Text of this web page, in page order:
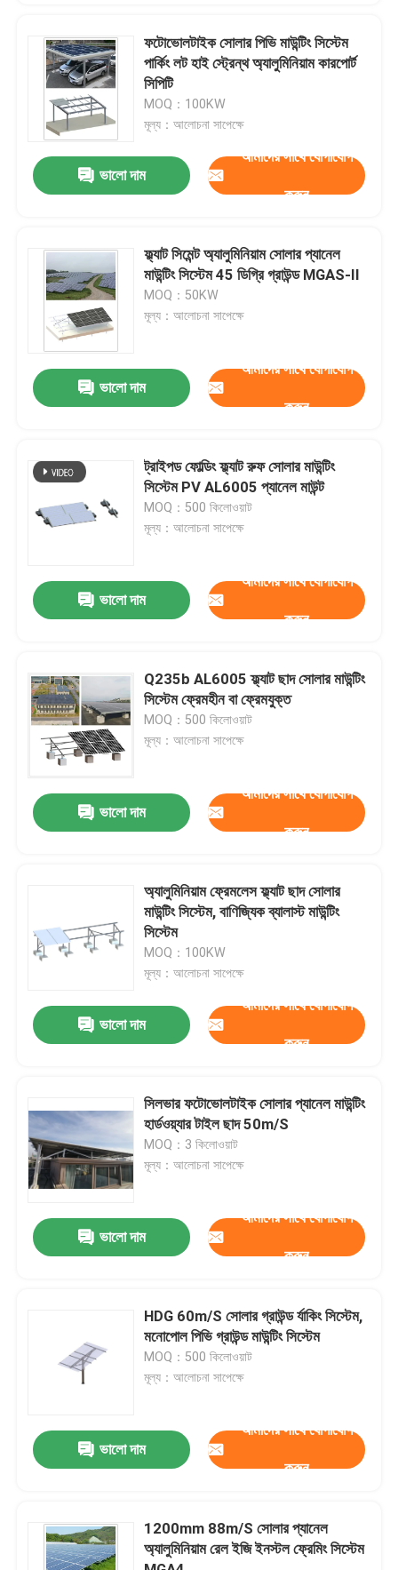
পণ্য
ভিডিও
ভিআর শো
যোগাযোগ করুন
সোলার পিভি মাউন্টিং সিস্টেম
ফটোভোলটাইক সোলার পিভি মাউন্টিং সিস্টেম
পার্কিং লট হাই স্ট্রেন্থ অ্যালুমিনিয়াম কারপোর্ট
সিপিটি
MOQ：100KW
মূল্য：আলোচনা সাপেক্ষে
ভালো দাম
আমাদের সাথে যোগাযোগ
করুন
ফ্ল্যাট সিমেন্ট অ্যালুমিনিয়াম সোলার প্যানেল
মাউন্টিং সিস্টেম 45 ডিগ্রি গ্রাউন্ড MGAS-II
MOQ：50KW
মূল্য：আলোচনা সাপেক্ষে
ভালো দাম
আমাদের সাথে যোগাযোগ
করুন
ট্রাইপড ফোল্ডিং ফ্ল্যাট রুফ সোলার মাউন্টিং
সিস্টেম PV AL6005 প্যানেল মাউন্ট
MOQ：500 কিলোওয়াট
মূল্য：আলোচনা সাপেক্ষে
ভালো দাম
আমাদের সাথে যোগাযোগ
করুন
Q235b AL6005 ফ্ল্যাট ছাদ সোলার মাউন্টিং
সিস্টেম ফ্রেমহীন বা ফ্রেমযুক্ত
MOQ：500 কিলোওয়াট
মূল্য：আলোচনা সাপেক্ষে
ভালো দাম
আমাদের সাথে যোগাযোগ
করুন
অ্যালুমিনিয়াম ফ্রেমলেস ফ্ল্যাট ছাদ সোলার
মাউন্টিং সিস্টেম, বাণিজ্যিক ব্যালাস্ট মাউন্টিং
সিস্টেম
MOQ：100KW
মূল্য：আলোচনা সাপেক্ষে
ভালো দাম
আমাদের সাথে যোগাযোগ
করুন
সিলভার ফটোভোলটাইক সোলার প্যানেল মাউন্টিং
হার্ডওয়্যার টাইল ছাদ 50m/S
MOQ：3 কিলোওয়াট
মূল্য：আলোচনা সাপেক্ষে
ভালো দাম
আমাদের সাথে যোগাযোগ
করুন
HDG 60m/S সোলার গ্রাউন্ড র্যাকিং সিস্টেম,
মনোপোল পিভি গ্রাউন্ড মাউন্টিং সিস্টেম
MOQ：500 কিলোওয়াট
মূল্য：আলোচনা সাপেক্ষে
ভালো দাম
আমাদের সাথে যোগাযোগ
করুন
1200mm 88m/S সোলার প্যানেল
অ্যালুমিনিয়াম রেল ইজি ইনস্টল ফ্রেমিং সিস্টেম